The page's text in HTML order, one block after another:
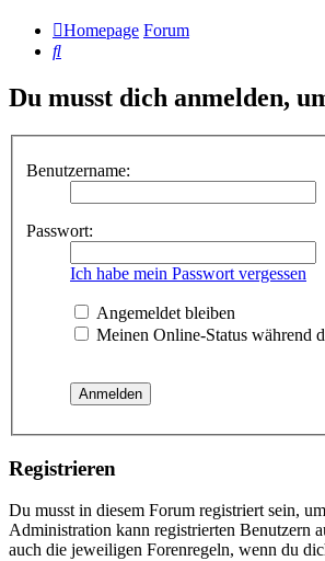
Homepage Forum
Suche
Du musst dich anmelden,
Benutzername:
Passwort:
Ich habe mein Passwort vergessen
Angemeldet bleiben
Meinen Online-Status während
Registrieren
Du musst in diesem Forum registriert sein,
Administration kann registrierten Benutzern
auch die jeweiligen Forenregeln, wenn du